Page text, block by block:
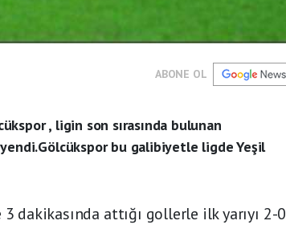
ABONE OL
, ligin son sırasında bulunan
bu galibiyetle ligde Yeşil
dakikasında attığı gollerle ilk yarıyı 2-0